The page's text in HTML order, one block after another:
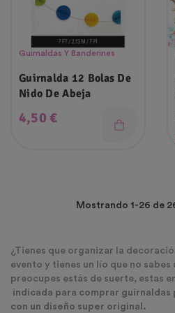
Guirnaldas Y Banderines
Guirnalda 12 Bolas De
Nido De Abeja
Precio
4,50 €
Mostrando 1-26 de
¿Tienes que organizar la
evento y tienes un lío que no sabes
preocupes estás de suerte, estas
indicada para comprar guirnaldas
con un diseño super original.